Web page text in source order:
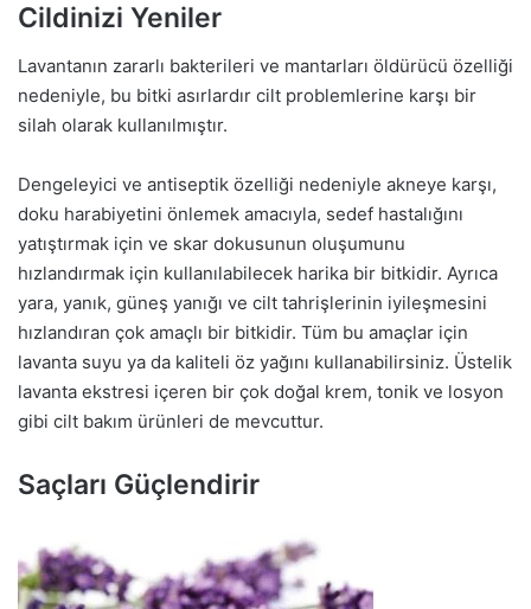
Cildinizi Yeniler
Lavantanın zararlı bakterileri ve mantarları öldürücü özelliği
nedeniyle, bu bitki asırlardır cilt problemlerine karşı bir
silah olarak kullanılmıştır.
Dengeleyici ve antiseptik özelliği nedeniyle akneye karşı,
doku harabiyetini önlemek amacıyla, sedef hastalığını
yatıştırmak için ve skar dokusunun oluşumunu
hızlandırmak için kullanılabilecek harika bir bitkidir. Ayrıca
yara, yanık, güneş yanığı ve cilt tahrişlerinin iyileşmesini
hızlandıran çok amaçlı bir bitkidir. Tüm bu amaçlar için
lavanta suyu ya da kaliteli öz yağını kullanabilirsiniz. Üstelik
lavanta ekstresi içeren bir çok doğal krem, tonik ve losyon
gibi cilt bakım ürünleri de mevcuttur.
Saçları Güçlendirir